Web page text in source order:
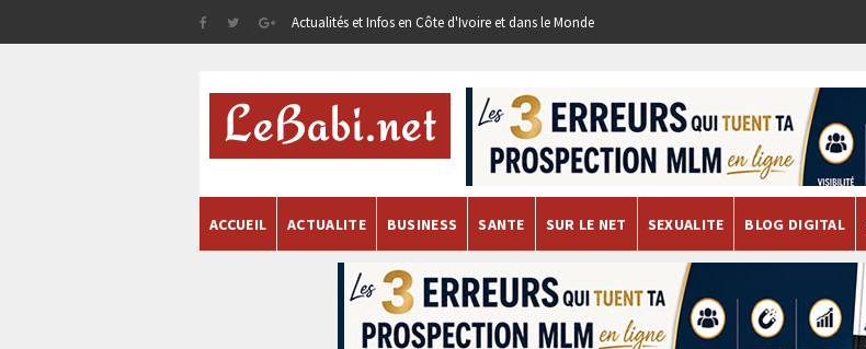
Actualités et Infos en Côte d'Ivoire et dans le Monde
ACCUEIL ACTUALITE BUSINESS SANTE SUR LE NET SEXUALITE BLOG DIGITAL